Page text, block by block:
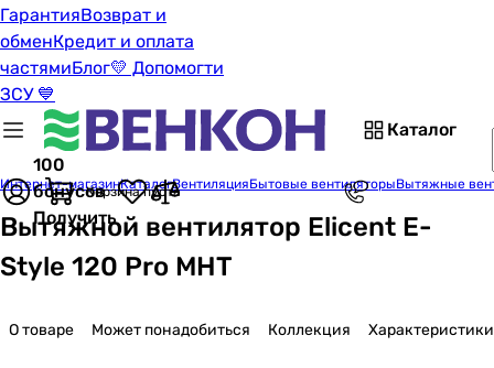
ГарантияВозврат и
обменКредит и оплата
частямиБлог💛 Допомогти
ЗСУ 💙
Каталог
100
бонусов
Получить
Корзина пуста
Интернет-магазинКаталогВентиляцияБытовые вентиляторыВытяжные
Вытяжной вентилятор Elicent E-
Style 120 Pro MHT
О товаре Может понадобиться Коллекция Характеристики